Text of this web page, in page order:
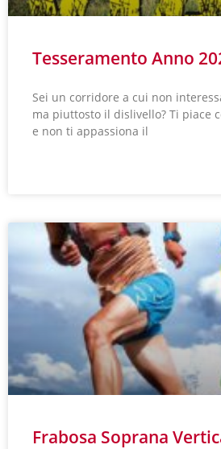
Tesseramento Anno
Sei un corridore a cui non
ma piuttosto il dislivello? Ti piace
e non ti appassiona il
Frabosa Soprana